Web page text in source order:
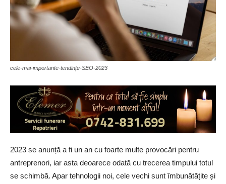
cele-mai-importante-tendințe-SEO-2023
2023 se anunță a fi un an cu foarte multe provocări pentru
antreprenori, iar asta deoarece odată cu trecerea timpului totul
se schimbă. Apar tehnologii noi, cele vechi sunt îmbunătățite și